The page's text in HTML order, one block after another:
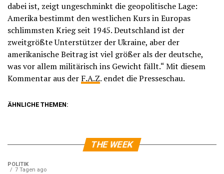
dabei ist, zeigt ungeschminkt die geopolitische Lage:
Amerika bestimmt den westlichen Kurs in Europas
schlimmsten Krieg seit 1945. Deutschland ist der
zweitgrößte Unterstützer der Ukraine, aber der
amerikanische Beitrag ist viel größer als der deutsche,
was vor allem militärisch ins Gewicht fällt.“ Mit diesem
Kommentar aus der F.A.Z. endet die Presseschau.
ÄHNLICHE THEMEN:
THE WEEK
POLITIK
7 Tagen ago